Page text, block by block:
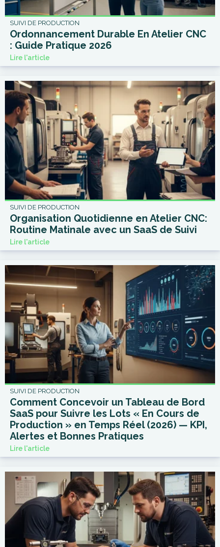
SUIVI DE PRODUCTION
Ordonnancement Durable En Atelier CNC
: Guide Pratique 2026
Lire l'article
SUIVI DE PRODUCTION
Organisation Quotidienne en Atelier CNC:
Routine Matinale avec un SaaS de Suivi
Lire l'article
SUIVI DE PRODUCTION
Comment Concevoir un Tableau de Bord
SaaS pour Suivre les Lots « En Cours de
Production » en Temps Réel (2026) — KPI,
Alertes et Bonnes Pratiques
Lire l'article